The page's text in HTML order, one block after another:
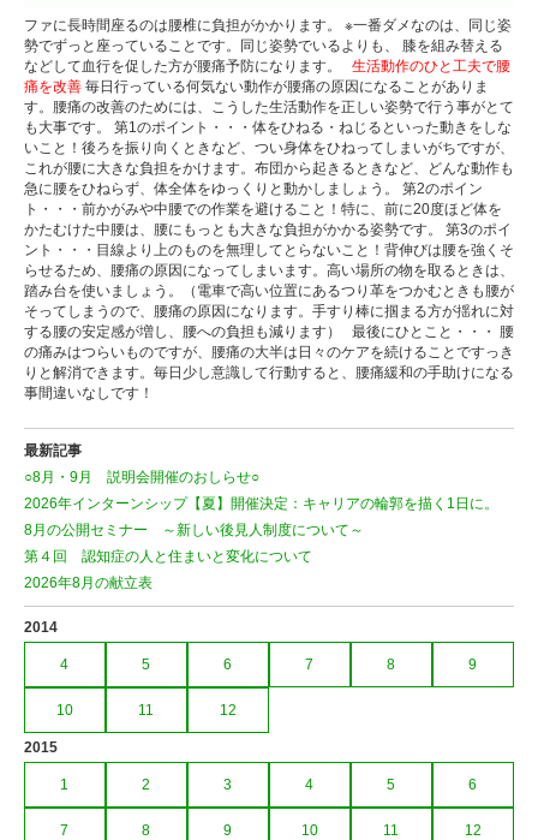
ファに長時間座るのは腰椎に負担がかかります。 ※一番ダメなのは、同じ姿
勢でずっと座っていることです。同じ姿勢でいるよりも、 膝を組み替える
などして血行を促した方が腰痛予防になります。 生活動作のひと工夫で腰
痛を改善 毎日行っている何気ない動作が腰痛の原因になることがありま
す。腰痛の改善のためには、こうした生活動作を正しい姿勢で行う事がとて
も大事です。 第1のポイント・・・体をひねる・ねじるといった動きをしな
いこと！後ろを振り向くときなど、つい身体をひねってしまいがちですが、
これが腰に大きな負担をかけます。布団から起きるときなど、どんな動作も
急に腰をひねらず、体全体をゆっくりと動かしましょう。 第2のポイン
ト・・・前かがみや中腰での作業を避けること！特に、前に20度ほど体を
かたむけた中腰は、腰にもっとも大きな負担がかかる姿勢です。 第3のポイ
ント・・・目線より上のものを無理してとらないこと！背伸びは腰を強くそ
らせるため、腰痛の原因になってしまいます。高い場所の物を取るときは、
踏み台を使いましょう。（電車で高い位置にあるつり革をつかむときも腰が
そってしまうので、腰痛の原因になります。手すり棒に掴まる方が揺れに対
する腰の安定感が増し、腰への負担も減ります） 最後にひとこと・・・ 腰
の痛みはつらいものですが、腰痛の大半は日々のケアを続けることですっき
りと解消できます。毎日少し意識して行動すると、腰痛緩和の手助けになる
事間違いなしです！
最新記事
○8月・9月 説明会開催のおしらせ○
2026年インターンシップ【夏】開催決定：キャリアの輪郭を描く1日に。
8月の公開セミナー ～新しい後見人制度について～
第４回 認知症の人と住まいと変化について
2026年8月の献立表
2014
4 5 6 7 8 9
10 11 12
2015
1 2 3 4 5 6
7 8 9 10 11 12